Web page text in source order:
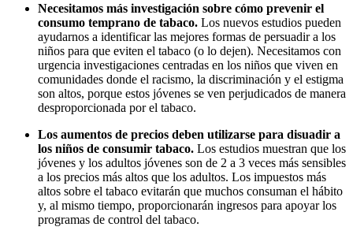
Necesitamos más investigación sobre cómo prevenir el
consumo temprano de tabaco. Los nuevos estudios pueden
ayudarnos a identificar las mejores formas de persuadir a los
niños para que eviten el tabaco (o lo dejen). Necesitamos con
urgencia investigaciones centradas en los niños que viven en
comunidades donde el racismo, la discriminación y el estigma
son altos, porque estos jóvenes se ven perjudicados de manera
desproporcionada por el tabaco.
Los aumentos de precios deben utilizarse para disuadir a
los niños de consumir tabaco. Los estudios muestran que los
jóvenes y los adultos jóvenes son de 2 a 3 veces más sensibles
a los precios más altos que los adultos. Los impuestos más
altos sobre el tabaco evitarán que muchos consuman el hábito
y, al mismo tiempo, proporcionarán ingresos para apoyar los
programas de control del tabaco.